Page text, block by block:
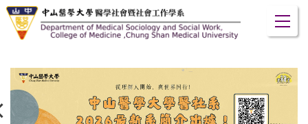
跳
到
容
區